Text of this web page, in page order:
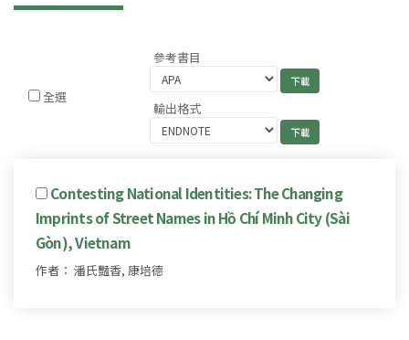
全選
參考書目
輸出格式
Contesting National Identities: The Changing
Imprints of Street Names in Hồ Chí Minh City (Sài
Gòn), Vietnam
作者： 潘氏豔香, 康培德